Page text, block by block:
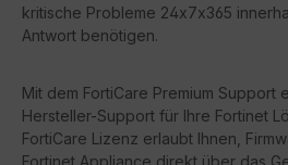
kritische Probleme 24x7x365
Antwort benötigen.
Mit dem FortiCare Premium Support
Hersteller-Support für Ihre Fortinet
FortiCare Lizenz erlaubt Ihnen,
Fortinet Appliance direkt über das